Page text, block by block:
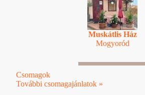
Muskátlis Ház
Mogyoród
Csomagok
További csomagajánlatok »